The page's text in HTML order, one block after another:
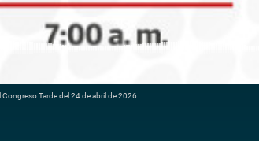
Tarde del 24 de abril de 2026